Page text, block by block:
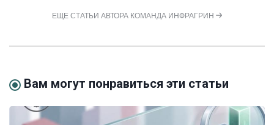
ЕЩЕ СТАТЬИ АВТОРА КОМАНДА ИНФРАГРИН
Вам могут понравиться эти статьи